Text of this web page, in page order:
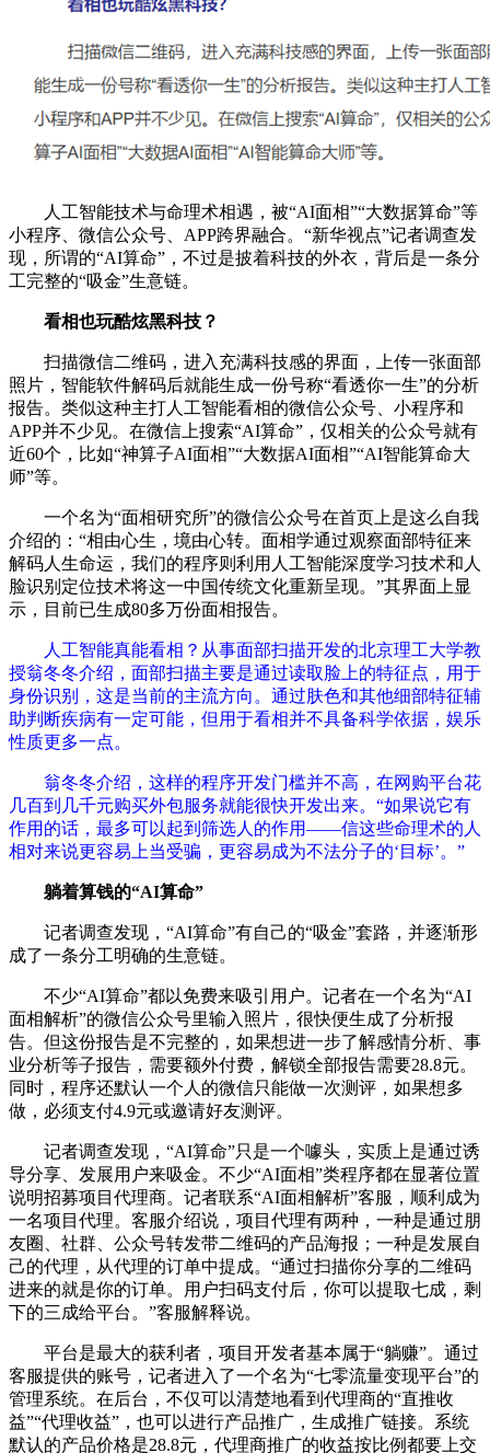
人工智能技术与命理术相遇，被“AI面相”“大数据算命”等
小程序、微信公众号、APP跨界融合。“新华视点”记者调查发
现，所谓的“AI算命”，不过是披着科技的外衣，背后是一条分
工完整的“吸金”生意链。
看相也玩酷炫黑科技？
扫描微信二维码，进入充满科技感的界面，上传一张面部
照片，智能软件解码后就能生成一份号称“看透你一生”的分析
报告。类似这种主打人工智能看相的微信公众号、小程序和
APP并不少见。在微信上搜索“AI算命”，仅相关的公众号就有
近60个，比如“神算子AI面相”“大数据AI面相”“AI智能算命大
师”等。
一个名为“面相研究所”的微信公众号在首页上是这么自我
介绍的：“相由心生，境由心转。面相学通过观察面部特征来
解码人生命运，我们的程序则利用人工智能深度学习技术和人
脸识别定位技术将这一中国传统文化重新呈现。”其界面上显
示，目前已生成80多万份面相报告。
人工智能真能看相？从事面部扫描开发的北京理工大学教
授翁冬冬介绍，面部扫描主要是通过读取脸上的特征点，用于
身份识别，这是当前的主流方向。通过肤色和其他细部特征辅
助判断疾病有一定可能，但用于看相并不具备科学依据，娱乐
性质更多一点。
翁冬冬介绍，这样的程序开发门槛并不高，在网购平台花
几百到几千元购买外包服务就能很快开发出来。“如果说它有
作用的话，最多可以起到筛选人的作用——信这些命理术的人
相对来说更容易上当受骗，更容易成为不法分子的‘目标’。”
躺着算钱的“AI算命”
记者调查发现，“AI算命”有自己的“吸金”套路，并逐渐形
成了一条分工明确的生意链。
不少“AI算命”都以免费来吸引用户。记者在一个名为“AI
面相解析”的微信公众号里输入照片，很快便生成了分析报
告。但这份报告是不完整的，如果想进一步了解感情分析、事
业分析等子报告，需要额外付费，解锁全部报告需要28.8元。
同时，程序还默认一个人的微信只能做一次测评，如果想多
做，必须支付4.9元或邀请好友测评。
记者调查发现，“AI算命”只是一个噱头，实质上是通过诱
导分享、发展用户来吸金。不少“AI面相”类程序都在显著位置
说明招募项目代理商。记者联系“AI面相解析”客服，顺利成为
一名项目代理。客服介绍说，项目代理有两种，一种是通过朋
友圈、社群、公众号转发带二维码的产品海报；一种是发展自
己的代理，从代理的订单中提成。“通过扫描你分享的二维码
进来的就是你的订单。用户扫码支付后，你可以提取七成，剩
下的三成给平台。”客服解释说。
平台是最大的获利者，项目开发者基本属于“躺赚”。通过
客服提供的账号，记者进入了一个名为“七零流量变现平台”的
管理系统。在后台，不仅可以清楚地看到代理商的“直推收
益”“代理收益”，也可以进行产品推广，生成推广链接。系统
默认的产品价格是28.8元，代理商推广的收益按比例都要上交